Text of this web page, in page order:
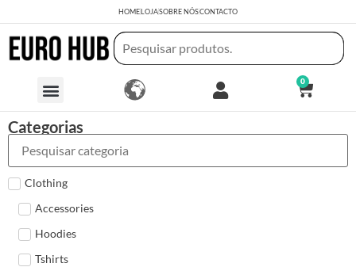
HOMELOJASOBRE NÓSCONTACTO
0
Categorias
Clothing
Accessories
Hoodies
Tshirts